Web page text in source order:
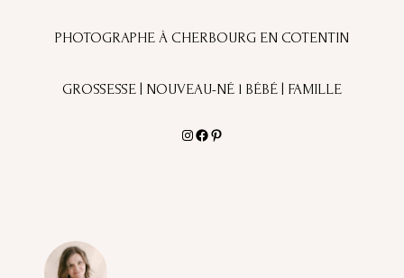
PHOTOGRAPHE À CHERBOURG EN COTENTIN
GROSSESSE | NOUVEAU-NÉ l BÉBÉ | FAMILLE
Instagram
Facebook
Pinterest